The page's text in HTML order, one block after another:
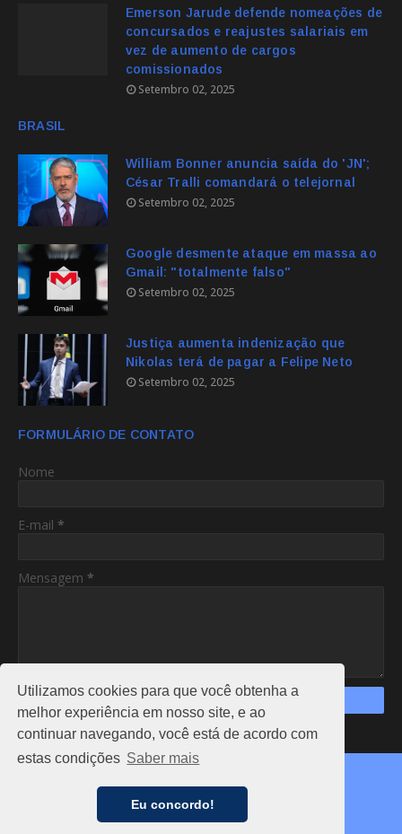
Utilizamos cookies para que você obtenha a
melhor experiência em nosso site, e ao
continuar navegando, você está de acordo com
estas condições Saber mais
Eu concordo!
Emerson Jarude defende nomeações de
concursados e reajustes salariais em
vez de aumento de cargos
comissionados
Setembro 02, 2025
BRASIL
William Bonner anuncia saída do 'JN';
César Tralli comandará o telejornal
Setembro 02, 2025
Google desmente ataque em massa ao
Gmail: "totalmente falso"
Setembro 02, 2025
Justiça aumenta indenização que
Nikolas terá de pagar a Felipe Neto
Setembro 02, 2025
FORMULÁRIO DE CONTATO
Nome
E-mail *
Mensagem *
https://www.am24hs.com/
NOTÍCIAS FALE CONOSCO